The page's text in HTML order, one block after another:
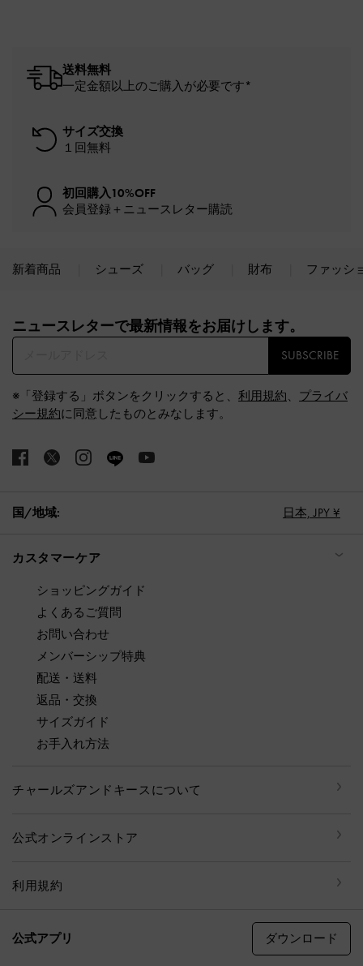
送料無料
一定金額以上のご購入が必要です*
サイズ交換
１回無料
初回購入10%OFF
会員登録＋ニュースレター購読
新着商品 シューズ バッグ 財布 ファッシ
ニュースレターで最新情報をお届けします。​
SUBSCRIBE
※「登録する」ボタンをクリックすると、 利用規約、 プライバ
シー規約に同意したものとみなします。
国/地域: 日本, JPY ¥
カスタマーケア
ショッピングガイド
よくあるご質問
お問い合わせ
メンバーシップ特典
配送・送料
返品・交換
サイズガイド
お手入れ方法
チャールズアンドキースについて
公式オンラインストア
利用規約
公式アプリ ダウンロード